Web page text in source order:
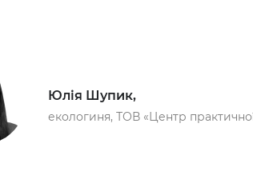
Юлія Шупик,
екологиня, ТОВ «Центр практичної